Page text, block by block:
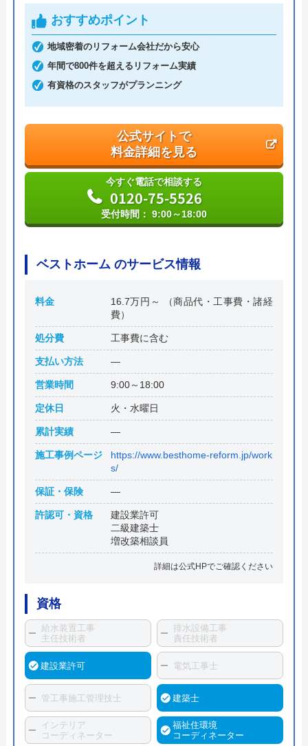
大阪府大阪市浪速区大国2丁目1番6号
おすすめポイント
地域密着のリフォーム会社だから安心
年間で800件を超えるリフォーム実績
有資格のスタッフがプランニング
公式サイトで
料金詳細を見る
今すぐ電話で相談する
0120-75-5526
受付時間： 9:00～18:00
ベストホーム のサービス情報
料金
16.7万円～ （商品代・工事費・諸経
費）
処分費 工事費に含む
支払い方法 ―
営業時間 9:00～18:00
定休日 火・水曜日
累計実績 ―
施工事例ページ
https://www.besthome-reform.jp/work
s/
保証・保険 ―
許認可・資格
建設業許可
二級建築士
増改築相談員
詳細は公式HPでご確認ください
資格
給水装置工事
主任技術者
排水設備工事
責任技術者
建設業許可 電気工事士
管工事施工管理技士 建築士
インテリア
コーディネーター
福祉住環境
コーディネーター